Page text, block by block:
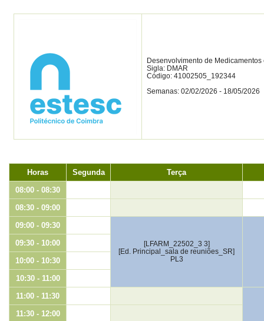
Desenvolvimento de
Sigla: DMAR
Código: 41002505_192344
Semanas: 02/02/2026 - 18/05/2026
Horas Segunda
Terça
08:00 - 08:30
08:30 - 09:00
09:00 - 09:30
[LFARM_22502_3 3]
[Ed. Principal_sala de reuniões_SR]
PL3
09:30 - 10:00
10:00 - 10:30
10:30 - 11:00
11:00 - 11:30
11:30 - 12:00